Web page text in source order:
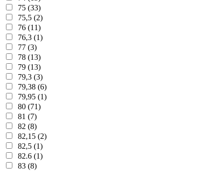
75 (33)
75,5 (2)
76 (11)
76,3 (1)
77 (3)
78 (13)
79 (13)
79,3 (3)
79,38 (6)
79,95 (1)
80 (71)
81 (7)
82 (8)
82,15 (2)
82,5 (1)
82.6 (1)
83 (8)